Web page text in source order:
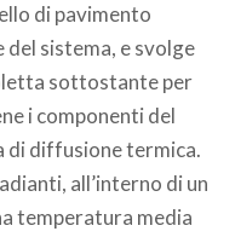
di pavimento
sistema, e svolge
sottostante per
i componenti del
di diffusione termica.
all’interno di un
temperatura media